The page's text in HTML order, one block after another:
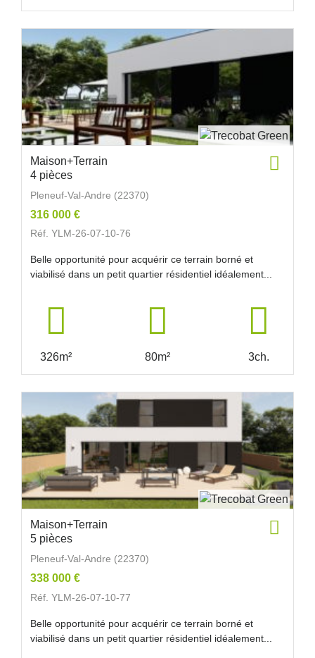
Maison+Terrain
4 pièces
Pleneuf-Val-Andre (22370)
316 000 €
Réf. YLM-26-07-10-76
Belle opportunité pour acquérir ce terrain borné et
viabilisé dans un petit quartier résidentiel idéalement...
326m² 80m² 3ch.
Maison+Terrain
5 pièces
Pleneuf-Val-Andre (22370)
338 000 €
Réf. YLM-26-07-10-77
Belle opportunité pour acquérir ce terrain borné et
viabilisé dans un petit quartier résidentiel idéalement...